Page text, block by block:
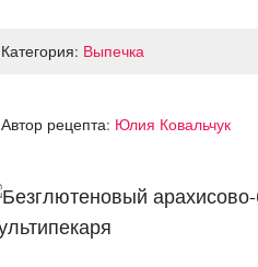
Категория: Выпечка
Автор рецепта: Юлия Ковальчук